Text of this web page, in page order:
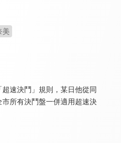
8.8 8.1
幕末替身傳說
全 12 集
美
速決鬥」規則，某日他從同
所有決鬥盤一併適用超速決